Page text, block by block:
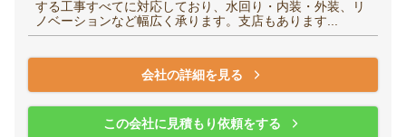
する工事すべてに対応しており、水回り・内装・外装、リ
ノベーションなど幅広く承ります。支店もあります...
会社の詳細を見る
この会社に見積もり依頼をする